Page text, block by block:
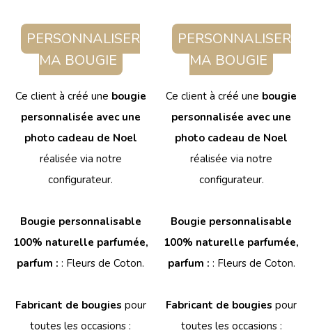
PERSONNALISER
MA BOUGIE
Ce client à créé une bougie
personnalisée avec une
photo cadeau de Noel
réalisée via notre
configurateur.
Bougie personnalisable
100% naturelle parfumée,
parfum :: Fleurs de Coton.
Fabricant de bougies pour
toutes les occasions :
PERSONNALISER
MA BOUGIE
Ce client à créé une bougie
personnalisée avec une
photo cadeau de Noel
réalisée via notre
configurateur.
Bougie personnalisable
100% naturelle parfumée,
parfum : : Fleurs de Coton.
Fabricant de bougies pour
toutes les occasions :